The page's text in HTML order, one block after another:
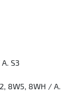
S3
8W5, 8WH / А.